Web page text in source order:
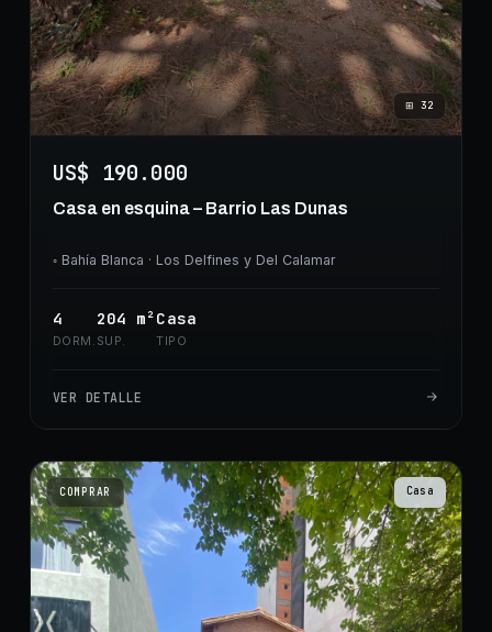
⊞32
US$ 190.000
Casa en esquina – Barrio Las Dunas
◦ Bahía Blanca · Los Delfines y Del Calamar
4
DORM.
204 m²
SUP.
Casa
TIPO
VER DETALLE
COMPRAR Casa